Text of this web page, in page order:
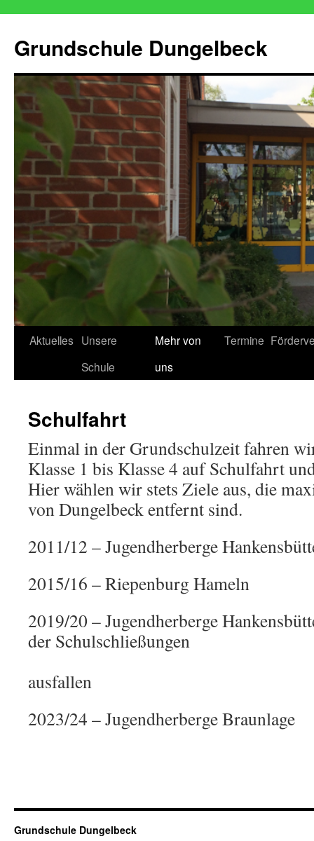
springen
Grundschule Dungelbeck
Aktuelles Unsere
Schule
Mehr von
uns
Termine
Schulfahrt
Einmal in der Grundschulzeit fahren
Klasse 1 bis Klasse 4 auf Schulfahrt
Hier wählen wir stets Ziele aus, die
von Dungelbeck entfernt sind.
2011/12 – Jugendherberge
2015/16 – Riepenburg Hameln
2019/20 – Jugendherberge
der Schulschließungen
ausfallen
2023/24 – Jugendherberge Braunlage
Grundschule Dungelbeck